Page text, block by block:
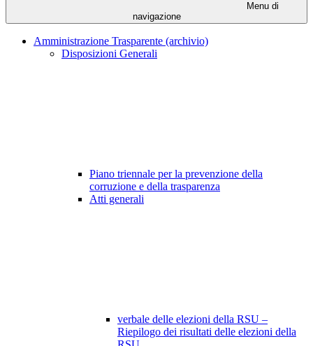
Menu di
navigazione
Amministrazione Trasparente (archivio)
Disposizioni Generali
Piano triennale per la prevenzione della
corruzione e della trasparenza
Atti generali
verbale delle elezioni della RSU –
Riepilogo dei risultati delle elezioni della